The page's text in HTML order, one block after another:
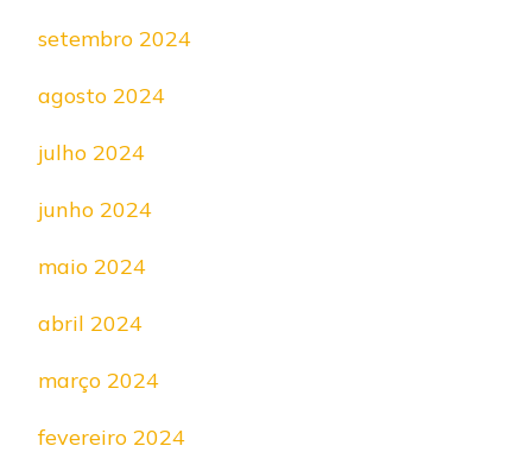
setembro 2024
agosto 2024
julho 2024
junho 2024
maio 2024
abril 2024
março 2024
fevereiro 2024